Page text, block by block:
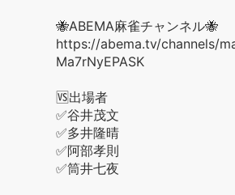
🐝ABEMA麻雀チャンネル🐝
https://abema.tv/channels/
Ma7rNyEPASK
🆚出場者
✅谷井茂文
✅多井隆晴
✅阿部孝則
✅筒井七夜